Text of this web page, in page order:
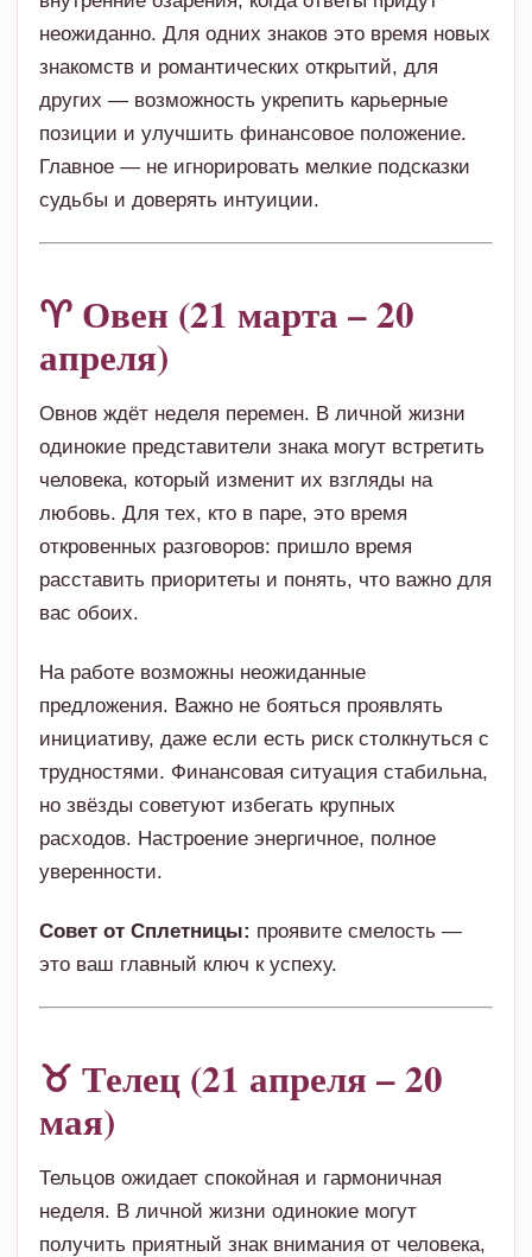
неожиданно. Для одних знаков это время новых
знакомств и романтических открытий, для
других — возможность укрепить карьерные
позиции и улучшить финансовое положение.
Главное — не игнорировать мелкие подсказки
судьбы и доверять интуиции.
♈ Овен (21 марта – 20
апреля)
Овнов ждёт неделя перемен. В личной жизни
одинокие представители знака могут встретить
человека, который изменит их взгляды на
любовь. Для тех, кто в паре, это время
откровенных разговоров: пришло время
расставить приоритеты и понять, что важно для
вас обоих.
На работе возможны неожиданные
предложения. Важно не бояться проявлять
инициативу, даже если есть риск столкнуться с
трудностями. Финансовая ситуация стабильна,
но звёзды советуют избегать крупных
расходов. Настроение энергичное, полное
уверенности.
Совет от Сплетницы: проявите смелость —
это ваш главный ключ к успеху.
♉ Телец (21 апреля – 20
мая)
Тельцов ожидает спокойная и гармоничная
неделя. В личной жизни одинокие могут
получить приятный знак внимания от человека,